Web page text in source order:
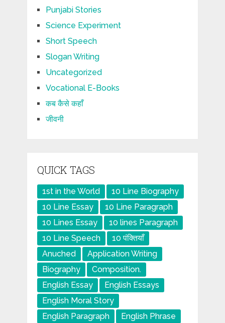
Punjabi Stories
Science Experiment
Short Speech
Slogan Writing
Uncategorized
Vocational E-Books
कब कैसे कहाँ
जीवनी
QUICK TAGS
1st in the World
10 Line Biography
10 Line Essay
10 Line Paragraph
10 Lines Essay
10 lines Paragraph
10 Line Speech
10 पंक्तियाँ
Anuched
Application Writing
Biography
Composition.
English Essay
English Essays
English Moral Story
English Paragraph
English Phrase